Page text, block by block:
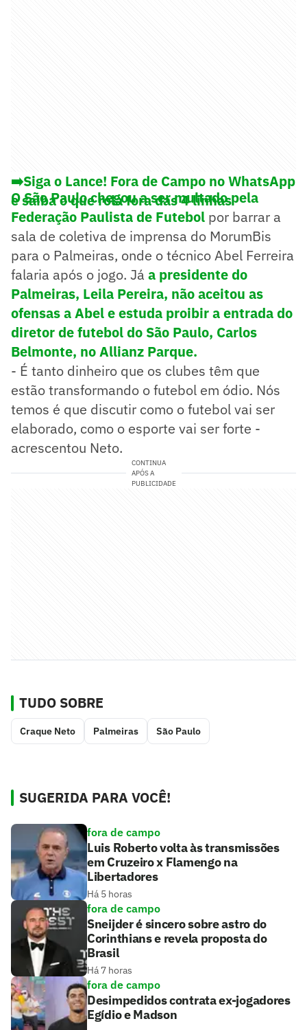
➡️Siga o Lance! Fora de Campo no WhatsApp
e saiba o que rola fora das 4 linhas
O São Paulo chegou a ser multado pela
Federação Paulista de Futebol por barrar a
sala de coletiva de imprensa do MorumBis
para o Palmeiras, onde o técnico Abel Ferreira
falaria após o jogo. Já a presidente do
Palmeiras, Leila Pereira, não aceitou as
ofensas a Abel e estuda proibir a entrada do
diretor de futebol do São Paulo, Carlos
Belmonte, no Allianz Parque.
- É tanto dinheiro que os clubes têm que
estão transformando o futebol em ódio. Nós
temos é que discutir como o futebol vai ser
elaborado, como o esporte vai ser forte -
acrescentou Neto.
CONTINUA
APÓS A
PUBLICIDADE
TUDO SOBRE
Craque Neto Palmeiras São Paulo
SUGERIDA PARA VOCÊ!
fora de campo
Luis Roberto volta às transmissões
em Cruzeiro x Flamengo na
Libertadores
Há 5 horas
fora de campo
Sneijder é sincero sobre astro do
Corinthians e revela proposta do
Brasil
Há 7 horas
fora de campo
Desimpedidos contrata ex-jogadores
Egídio e Madson